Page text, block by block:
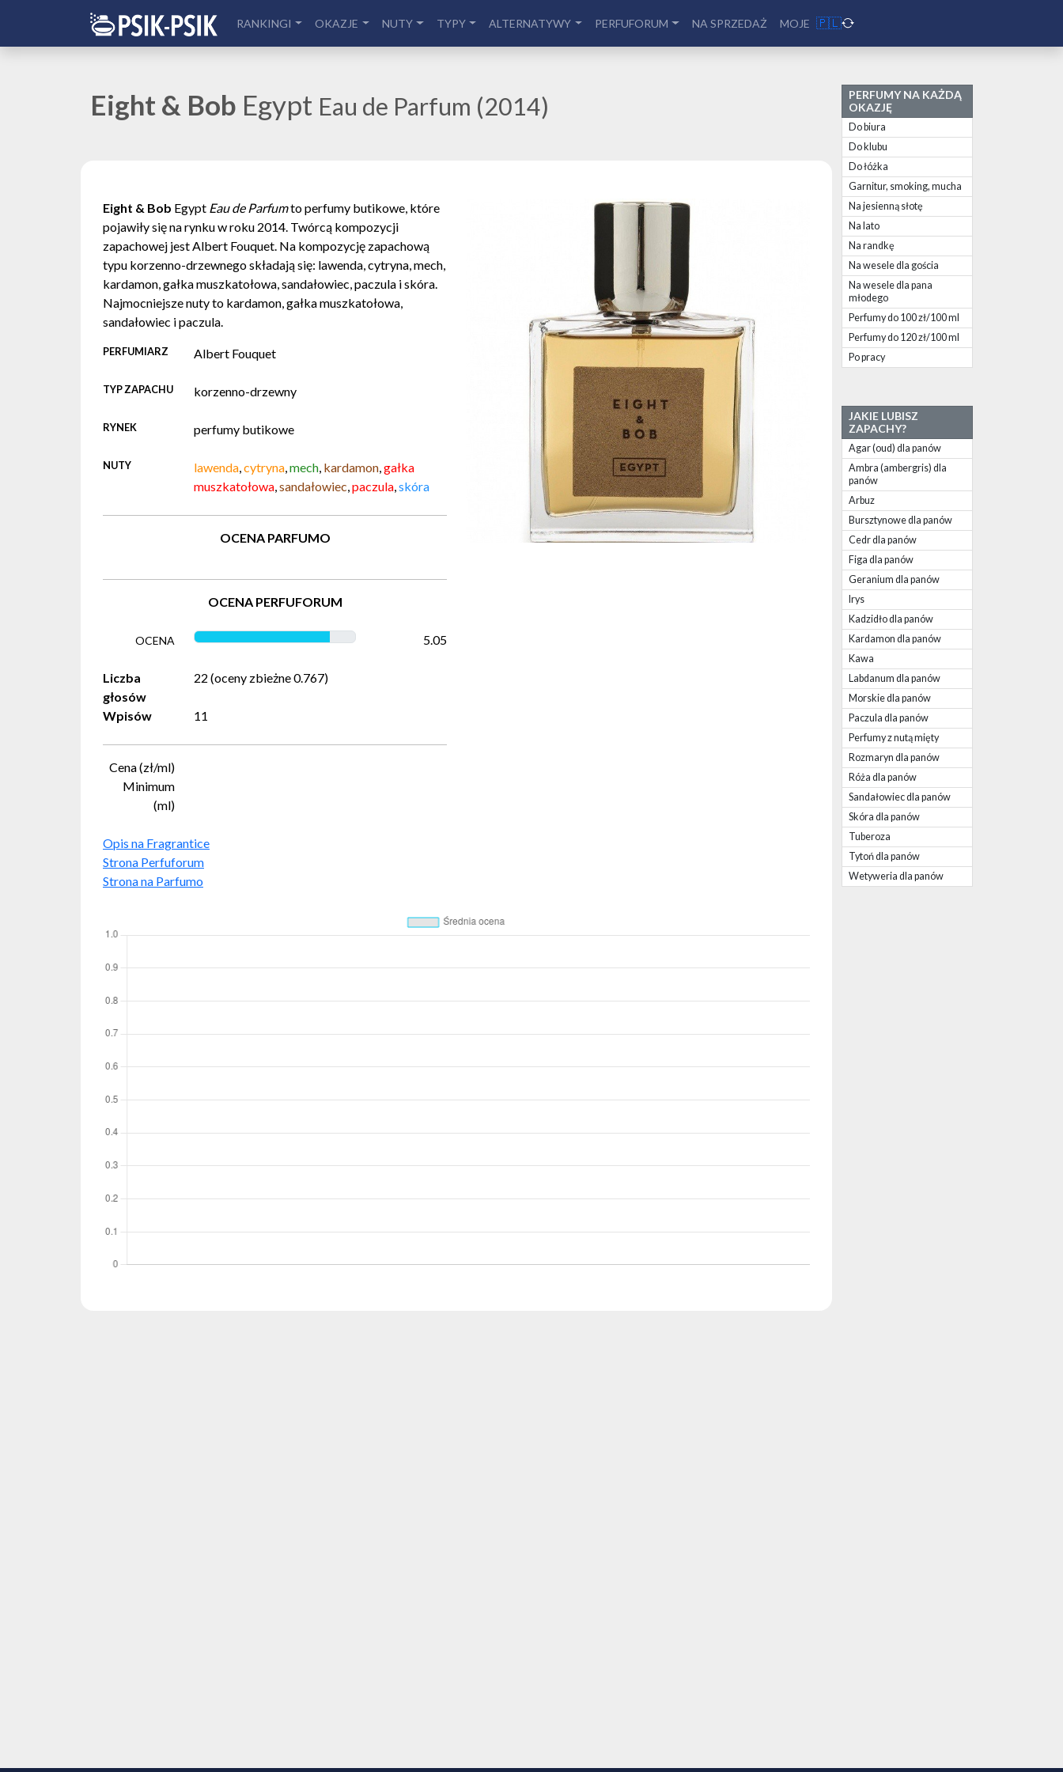
RANKINGI OKAZJE NUTY TYPY ALTERNATYWY PERFUFORUM NA SPRZEDAŻ MOJE 🇵🇱
Eight & Bob Egypt Eau de Parfum (2014)
Eight & Bob Egypt Eau de Parfumto perfumy butikowe, które
pojawiły się na rynku w roku 2014. Twórcą kompozycji
zapachowej jest Albert Fouquet. Na kompozycję zapachową
typu korzenno-drzewnego składają się: lawenda, cytryna, mech,
kardamon, gałka muszkatołowa, sandałowiec, paczula i skóra.
Najmocniejsze nuty to kardamon, gałka muszkatołowa,
sandałowiec i paczula.
PERFUMIARZ Albert Fouquet
TYP ZAPACHU korzenno-drzewny
RYNEK perfumy butikowe
NUTY lawenda,cytryna,mech, kardamon,gałka
muszkatołowa,sandałowiec,paczula,skóra
OCENA PARFUMO
OCENA PERFUFORUM
OCENA 5.05
Liczba
głosów
22 (oceny zbieżne 0.767)
Wpisów 11
Cena (zł/ml)
Minimum
(ml)
Opis na Fragrantice
Strona Perfuforum
Strona na Parfumo
PERFUMY NA KAŻDĄ
OKAZJĘ
Do biura
Do klubu
Do łóżka
Garnitur, smoking, mucha
Na jesienną słotę
Na lato
Na randkę
Na wesele dla gościa
Na wesele dla pana
młodego
Perfumy do 100 zł/100 ml
Perfumy do 120 zł/100 ml
Po pracy
JAKIE LUBISZ
ZAPACHY?
Agar (oud) dla panów
Ambra (ambergris) dla
panów
Arbuz
Bursztynowe dla panów
Cedr dla panów
Figa dla panów
Geranium dla panów
Irys
Kadzidło dla panów
Kardamon dla panów
Kawa
Labdanum dla panów
Morskie dla panów
Paczula dla panów
Perfumy z nutą mięty
Rozmaryn dla panów
Róża dla panów
Sandałowiec dla panów
Skóra dla panów
Tuberoza
Tytoń dla panów
Wetyweria dla panów